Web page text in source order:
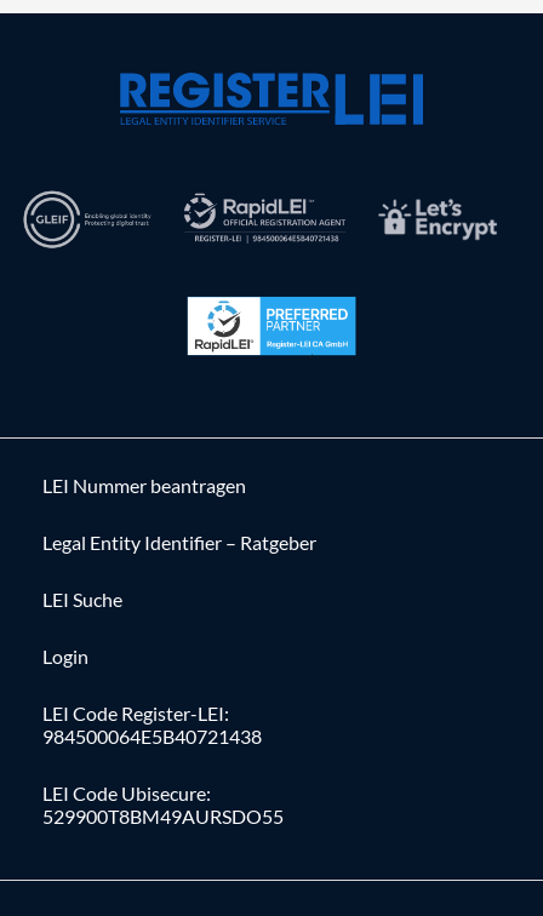
LEI Nummer beantragen
Legal Entity Identifier – Ratgeber
LEI Suche
Login
LEI Code Register-LEI:
984500064E5B40721438
LEI Code Ubisecure:
529900T8BM49AURSDO55